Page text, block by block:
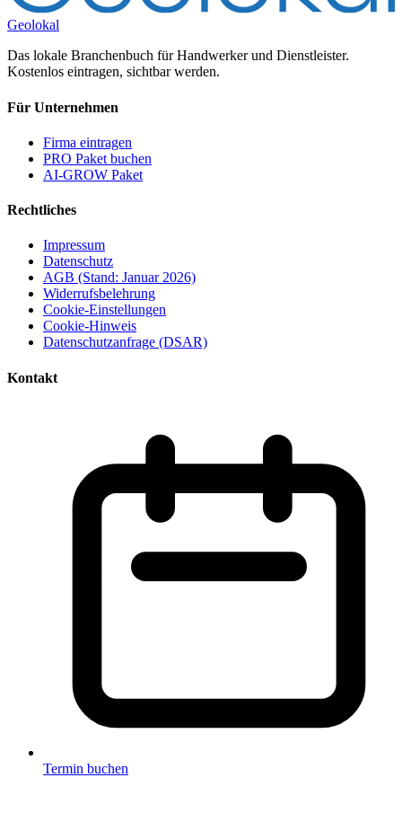
Geolokal
Das lokale Branchenbuch für Handwerker und Dienstleister.
Kostenlos eintragen, sichtbar werden.
Für Unternehmen
Firma eintragen
PRO Paket buchen
AI-GROW Paket
Rechtliches
Impressum
Datenschutz
AGB (Stand: Januar 2026)
Widerrufsbelehrung
Cookie-Einstellungen
Cookie-Hinweis
Datenschutzanfrage (DSAR)
Kontakt
Termin buchen